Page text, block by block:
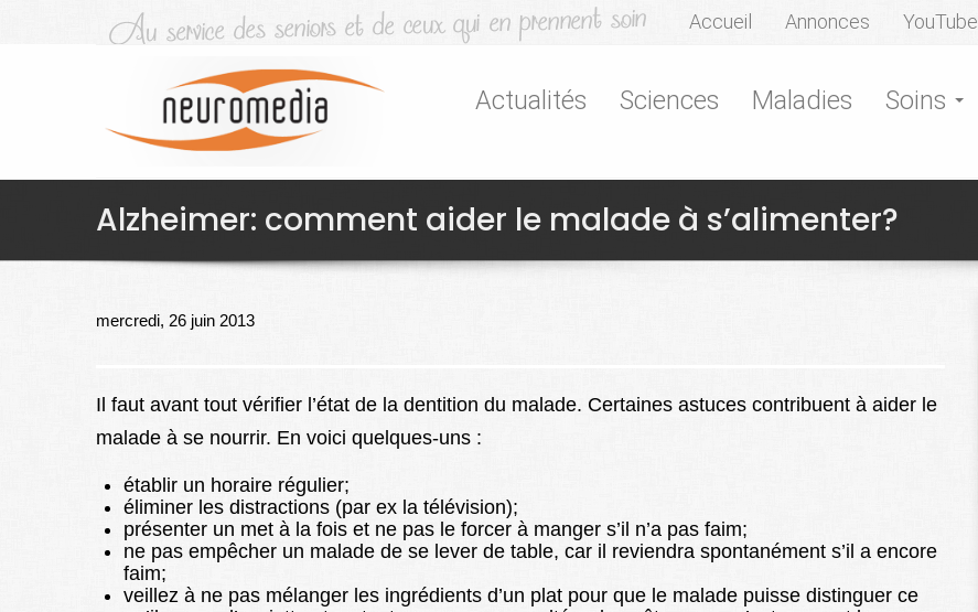
Accueil Annonces YouTube
Actualités Sciences Maladies Soins
Alzheimer: comment aider le malade à s’alimenter?
mercredi, 26 juin 2013
Il faut avant tout vérifier l’état de la dentition du malade. Certaines astuces contribuent à aider le
malade à se nourrir. En voici quelques-uns :
établir un horaire régulier;
éliminer les distractions (par ex la télévision);
présenter un met à la fois et ne pas le forcer à manger s’il n’a pas faim;
ne pas empêcher un malade de se lever de table, car il reviendra spontanément s’il a encore
faim;
veillez à ne pas mélanger les ingrédients d’un plat pour que le malade puisse distinguer ce